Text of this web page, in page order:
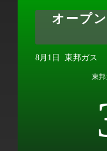
オープ
8月1日 東邦ガス
東